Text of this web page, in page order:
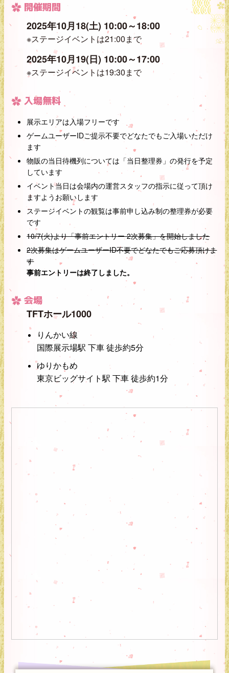
開催期間
2025年10月18(土) 10:00～18:00
※ステージイベントは21:00まで
2025年10月19(日) 10:00～17:00
※ステージイベントは19:30まで
入場無料
展示エリアは入場フリーです
ゲームユーザーIDご提示不要でどなたでもご入場いただけ
ます
物販の当日待機列については「当日整理券」の発行を予定
しています
イベント当日は会場内の運営スタッフの指示に従って頂け
ますようお願いします
ステージイベントの観覧は事前申し込み制の整理券が必要
です
10/7(火)より「事前エントリー 2次募集」を開始しました
2次募集はゲームユーザーID不要でどなたでもご応募頂けま
す
事前エントリーは終了しました。
会場
TFTホール1000
りんかい線
国際展示場駅 下車 徒歩約5分
ゆりかもめ
東京ビッグサイト駅 下車 徒歩約1分